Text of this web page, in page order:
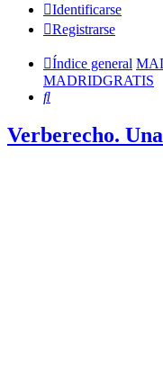
Identificarse
Registrarse
Índice general
MADRIDGRATIS
Buscar
Verberecho.